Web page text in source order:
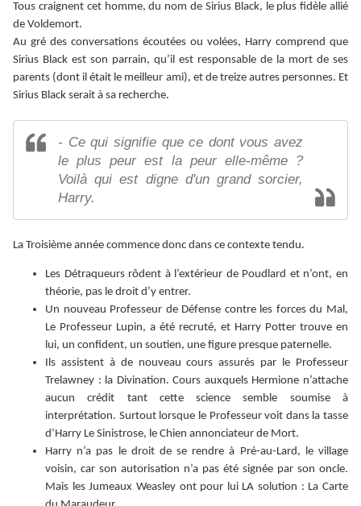
Tous craignent cet homme, du nom de Sirius Black, le plus fidèle allié
de Voldemort.
Au gré des conversations écoutées ou volées, Harry comprend que
Sirius Black est son parrain, qu’il est responsable de la mort de ses
parents (dont il était le meilleur ami), et de treize autres personnes. Et
Sirius Black serait à sa recherche.
- Ce qui signifie que ce dont vous avez
le plus peur est la peur elle-même ?
Voilà qui est digne d'un grand sorcier,
Harry.
La Troisième année commence donc dans ce contexte tendu.
Les Détraqueurs rôdent à l’extérieur de Poudlard et n’ont, en
théorie, pas le droit d’y entrer.
Un nouveau Professeur de Défense contre les forces du Mal,
Le Professeur Lupin, a été recruté, et Harry Potter trouve en
lui, un confident, un soutien, une figure presque paternelle.
Ils assistent à de nouveau cours assurés par le Professeur
Trelawney : la Divination. Cours auxquels Hermione n’attache
aucun crédit tant cette science semble soumise à
interprétation. Surtout lorsque le Professeur voit dans la tasse
d’Harry Le Sinistrose, le Chien annonciateur de Mort.
Harry n’a pas le droit de se rendre à Pré-au-Lard, le village
voisin, car son autorisation n’a pas été signée par son oncle.
Mais les Jumeaux Weasley ont pour lui LA solution : La Carte